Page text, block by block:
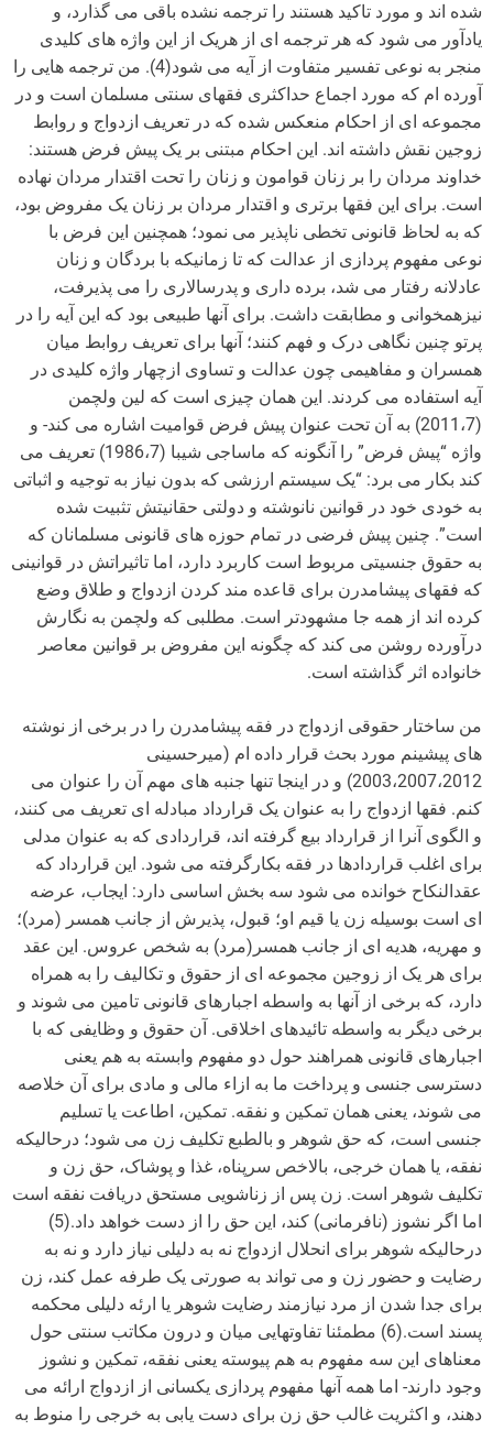
شده اند و مورد تاکید هستند را ترجمه نشده باقی می گذارد، و
یادآور می شود که هر ترجمه ای از هریک از این واژه های کلیدی
منجر به نوعی تفسیر متفاوت از آیه می شود(4). من ترجمه هایی را
آورده ام که مورد اجماع حداکثری فقهای سنتی مسلمان است و در
مجموعه ای از احکام منعکس شده که در تعریف ازدواج و روابط
زوجین نقش داشته اند. این احکام مبتنی بر یک پیش فرض هستند:
خداوند مردان را بر زنان قوامون و زنان را تحت اقتدار مردان نهاده
است. برای این فقها برتری و اقتدار مردان بر زنان یک مفروض بود،
که به لحاظ قانونی تخطی ناپذیر می نمود؛ همچنین این فرض با
نوعی مفهوم پردازی از عدالت که تا زمانیکه با بردگان و زنان
عادلانه رفتار می شد، برده داری و پدرسالاری را می پذیرفت،
نیزهمخوانی و مطابقت داشت. برای آنها طبیعی بود که این آیه را در
پرتو چنین نگاهی درک و فهم کنند؛ آنها برای تعریف روابط میان
همسران و مفاهیمی چون عدالت و تساوی ازچهار واژه کلیدی در
آیه استفاده می کردند. این همان چیزی است که لین ولچمن
(2011،7) به آن تحت عنوان پیش فرض قوامیت اشاره می کند- و
واژه “پیش فرض” را آنگونه که ماساجی شیبا (1986،7) تعریف می
کند بکار می برد: “یک سیستم ارزشی که بدون نیاز به توجیه و اثباتی
به خودی خود در قوانین نانوشته و دولتی حقانیتش تثبیت شده
است”. چنین پیش فرضی در تمام حوزه های قانونی مسلمانان که
به حقوق جنسیتی مربوط است کاربرد دارد، اما تاثیراتش در قوانینی
که فقهای پیشامدرن برای قاعده مند کردن ازدواج و طلاق وضع
کرده اند از همه جا مشهودتر است. مطلبی که ولچمن به نگارش
درآورده روشن می کند که چگونه این مفروض بر قوانین معاصر
خانواده اثر گذاشته است.
من ساختار حقوقی ازدواج در فقه پیشامدرن را در برخی از نوشته
های پیشینم مورد بحث قرار داده ام (میرحسینی
2003،2007،2012) و در اینجا تنها جنبه های مهم آن را عنوان می
کنم. فقها ازدواج را به عنوان یک قرارداد مبادله ای تعریف می کنند،
و الگوی آنرا از قرارداد بیع گرفته اند، قراردادی که به عنوان مدلی
برای اغلب قراردادها در فقه بکارگرفته می شود. این قرارداد که
عقدالنکاح خوانده می شود سه بخش اساسی دارد: ایجاب، عرضه
ای است بوسیله زن یا قیم او؛ قبول، پذیرش از جانب همسر (مرد)؛
و مهریه، هدیه ای از جانب همسر(مرد) به شخص عروس. این عقد
برای هر یک از زوجین مجموعه ای از حقوق و تکالیف را به همراه
دارد، که برخی از آنها به واسطه اجبارهای قانونی تامین می شوند و
برخی دیگر به واسطه تائیدهای اخلاقی. آن حقوق و وظایفی که با
اجبارهای قانونی همراهند حول دو مفهوم وابسته به هم یعنی
دسترسی جنسی و پرداخت ما به ازاء مالی و مادی برای آن خلاصه
می شوند، یعنی همان تمکین و نفقه. تمکین، اطاعت یا تسلیم
جنسی است، که حق شوهر و بالطبع تکلیف زن می شود؛ درحالیکه
نفقه، یا همان خرجی، بالاخص سرپناه، غذا و پوشاک، حق زن و
تکلیف شوهر است. زن پس از زناشویی مستحق دریافت نفقه است
اما اگر نشوز (نافرمانی) کند، این حق را از دست خواهد داد.(5)
درحالیکه شوهر برای انحلال ازدواج نه به دلیلی نیاز دارد و نه به
رضایت و حضور زن و می تواند به صورتی یک طرفه عمل کند، زن
برای جدا شدن از مرد نیازمند رضایت شوهر یا ارئه دلیلی محکمه
پسند است.(6) مطمئنا تفاوتهایی میان و درون مکاتب سنتی حول
معناهای این سه مفهوم به هم پیوسته یعنی نفقه، تمکین و نشوز
وجود دارند- اما همه آنها مفهوم پردازی یکسانی از ازدواج ارائه می
دهند، و اکثریت غالب حق زن برای دست یابی به خرجی را منوط به